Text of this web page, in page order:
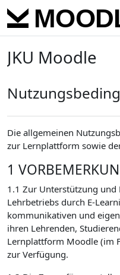
Zum Hauptinhalt
JKU Moodle
Die allgemeinen
zur Lernplattform sowie
1
1.1 Zur Unterstützung
Lehrbetriebs durch E-
kommunikativen und
ihren Lehrenden,
Lernplattform Moodle (im
zur Verfügung.